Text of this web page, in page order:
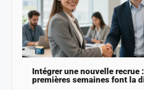
Intégrer une nouvelle recrue
premières semaines font la